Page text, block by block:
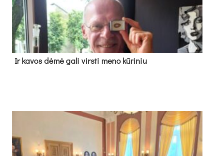
Ir ka­vos dė­mė ga­li virs­ti me­no kū­ri­niu